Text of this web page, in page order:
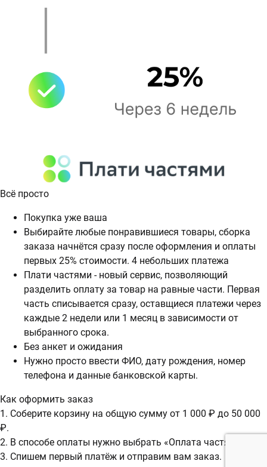
Всё просто
Покупка уже ваша
Выбирайте любые понравившиеся товары, сборка
заказа начнётся сразу после оформления и оплаты
первых 25% стоимости. 4 небольших платежа
Плати частями - новый сервис, позволяющий
разделить оплату за товар на равные части. Первая
часть списывается сразу, оставщиеся платежи через
каждые 2 недели или 1 месяц в зависимости от
выбранного срока.
Без анкет и ожидания
Нужно просто ввести ФИО, дату рождения, номер
телефона и данные банковской карты.
Как оформить заказ
1. Соберите корзину на общую сумму от 1 000 ₽ до 50 000
₽.
2. В способе оплаты нужно выбрать «Оплата частями».
3. Спишем первый платёж и отправим вам заказ.